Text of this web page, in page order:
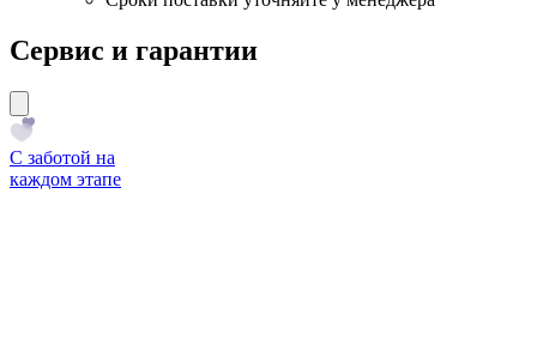
Сервис и гарантии
С заботой на
каждом этапе